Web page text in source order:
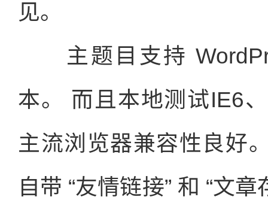
见。
主题目支持
本。 而且本地测试IE6
主流浏览器兼容性良好
自带 “友情链接” 和 “文